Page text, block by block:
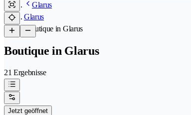
Glarus
Glarus
/Boutique in Glarus
Boutique in Glarus
21 Ergebnisse
Jetzt geöffnet